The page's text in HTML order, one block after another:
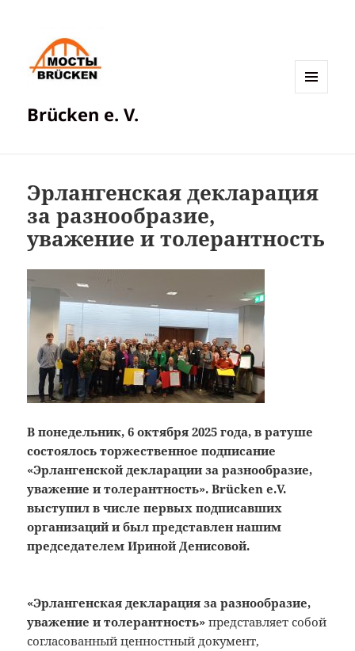
Brücken e. V.
Эрлангенская декларация
за разнообразие,
уважение и толерантность
В понедельник, 6 октября 2025 года, в ратуше
состоялось торжественное подписание
«Эрлангенской декларации за разнообразие,
уважение и толерантность». Brücken e.V.
выступил в числе первых подписавших
организаций и был представлен нашим
председателем Ириной Денисовой.
«Эрлангенская декларация за разнообразие,
уважение и толерантность» представляет собой
согласованный ценностный документ,